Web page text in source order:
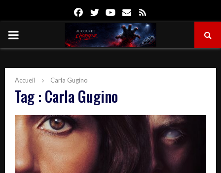
FacebookTwitterYoutube
Email
PRIMARY
Accueil Carla Gugino
Tag : Carla Gugino